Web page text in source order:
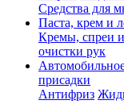
Средства для
Паста, крем и
Кремы, спреи
очистки рук
присадки
Антифриз